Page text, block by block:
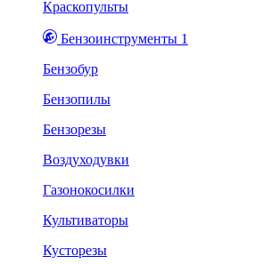
Краскопульты
Бензоинструменты 1
Бензобур
Бензопилы
Бензорезы
Воздуходувки
Газонокосилки
Культиваторы
Кусторезы